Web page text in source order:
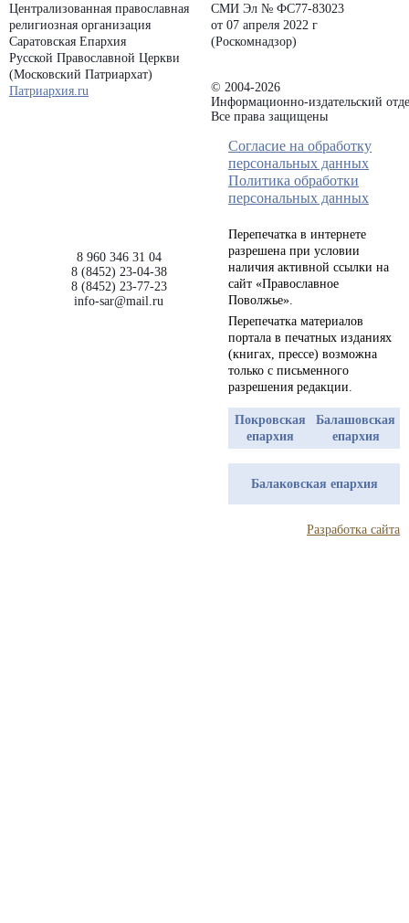
8 960 346 31 04
8 (8452) 23-04-38
8 (8452) 23-77-23
info-sar@mail.ru
Централизованная православная
религиозная организация
Саратовская Епархия
Русской Православной Церкви
(Московский Патриархат)
Патриархия.ru
СМИ Эл № ФС77-83023
от 07 апреля 2022 г
(Роскомнадзор)
© 2004-2026
Информационно-издательский
Все права защищены
Согласие на обработку
персональных данных
Политика обработки
персональных данных
Перепечатка в интернете
разрешена при условии
наличия активной ссылки на
сайт «Православное
Поволжье».
Перепечатка материалов
портала в печатных изданиях
(книгах, прессе) возможна
только с письменного
разрешения редакции.
Покровская
епархия
Балашовская
епархия
Балаковская епархия
Разработка сайта